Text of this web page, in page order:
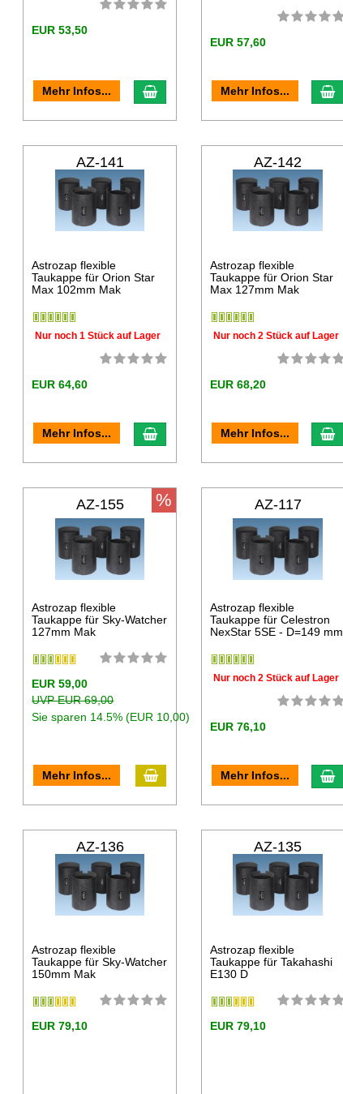
EUR 53,50
Mehr Infos...
EUR 57,60
Mehr Infos...
AZ-141
Astrozap flexible
Taukappe für Orion Star
Max 102mm Mak
Nur noch 1 Stück auf Lager
EUR 64,60
Mehr Infos...
AZ-142
Astrozap flexible
Taukappe für Orion Star
Max 127mm Mak
Nur noch 2 Stück auf Lager
EUR 68,20
Mehr Infos...
AZ-155
Astrozap flexible
Taukappe für Sky-Watcher
127mm Mak
EUR 59,00
UVP EUR 69,00
Sie sparen 14.5% (EUR 10,00)
Mehr Infos...
% AZ-117
Astrozap flexible
Taukappe für Celestron
NexStar 5SE - D=149 mm
Nur noch 2 Stück auf Lager
EUR 76,10
Mehr Infos...
AZ-136
Astrozap flexible
Taukappe für Sky-Watcher
150mm Mak
EUR 79,10
AZ-135
Astrozap flexible
Taukappe für Takahashi
E130 D
EUR 79,10